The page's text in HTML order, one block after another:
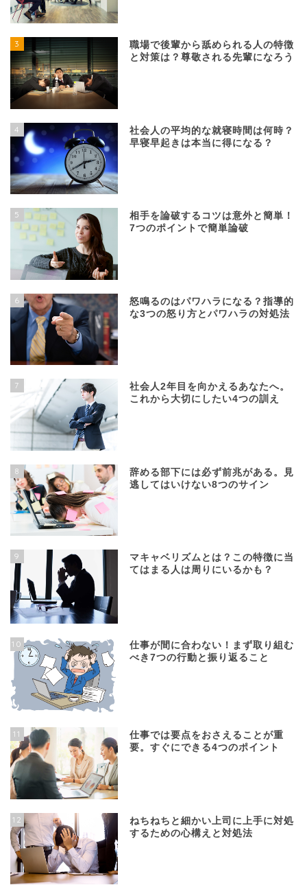
3
職場で後輩から舐められる人の特徴
と対策は？尊敬される先輩になろう
4
社会人の平均的な就寝時間は何時？
早寝早起きは本当に得になる？
5
相手を論破するコツは意外と簡単！
7つのポイントで簡単論破
6
怒鳴るのはパワハラになる？指導的
な3つの怒り方とパワハラの対処法
7
社会人2年目を向かえるあなたへ。
これから大切にしたい4つの訓え
8
辞める部下には必ず前兆がある。見
逃してはいけない8つのサイン
9
マキャベリズムとは？この特徴に当
てはまる人は周りにいるかも？
10
仕事が間に合わない！まず取り組む
べき7つの行動と振り返ること
11
仕事では要点をおさえることが重
要。すぐにできる4つのポイント
12
ねちねちと細かい上司に上手に対処
するための心構えと対処法